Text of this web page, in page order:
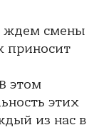
ждем смены
приносит
этом
этих
из нас в